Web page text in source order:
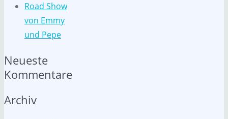
Road Show
von Emmy
und Pepe
Neueste
Kommentare
Archiv